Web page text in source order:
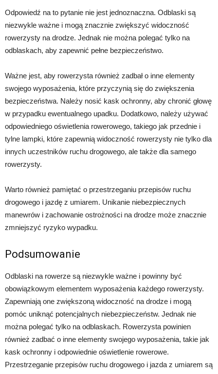
Odpowiedź na to pytanie nie jest jednoznaczna. Odblaski są
niezwykle ważne i mogą znacznie zwiększyć widoczność
rowerzysty na drodze. Jednak nie można polegać tylko na
odblaskach, aby zapewnić pełne bezpieczeństwo.
Ważne jest, aby rowerzysta również zadbał o inne elementy
swojego wyposażenia, które przyczynią się do zwiększenia
bezpieczeństwa. Należy nosić kask ochronny, aby chronić głowę
w przypadku ewentualnego upadku. Dodatkowo, należy używać
odpowiedniego oświetlenia rowerowego, takiego jak przednie i
tylne lampki, które zapewnią widoczność rowerzysty nie tylko dla
innych uczestników ruchu drogowego, ale także dla samego
rowerzysty.
Warto również pamiętać o przestrzeganiu przepisów ruchu
drogowego i jazdę z umiarem. Unikanie niebezpiecznych
manewrów i zachowanie ostrożności na drodze może znacznie
zmniejszyć ryzyko wypadku.
Podsumowanie
Odblaski na rowerze są niezwykle ważne i powinny być
obowiązkowym elementem wyposażenia każdego rowerzysty.
Zapewniają one zwiększoną widoczność na drodze i mogą
pomóc uniknąć potencjalnych niebezpieczeństw. Jednak nie
można polegać tylko na odblaskach. Rowerzysta powinien
również zadbać o inne elementy swojego wyposażenia, takie jak
kask ochronny i odpowiednie oświetlenie rowerowe.
Przestrzeganie przepisów ruchu drogowego i jazda z umiarem są